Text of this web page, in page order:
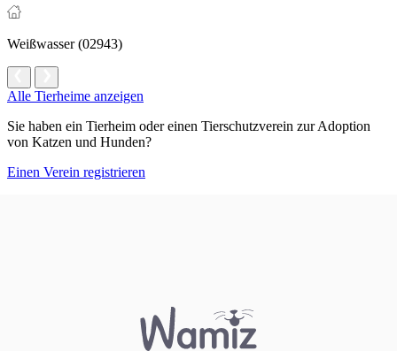
Weißwasser (02943)
Alle Tierheime anzeigen
Sie haben ein Tierheim oder einen Tierschutzverein zur Adoption
von Katzen und Hunden?
Einen Verein registrieren